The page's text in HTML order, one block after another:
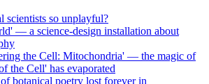
scientists so unplayful?
— a science-design installation about
the Cell: Mitochondria' — the magic of
the Cell' has evaporated
botanical poetry lost forever in